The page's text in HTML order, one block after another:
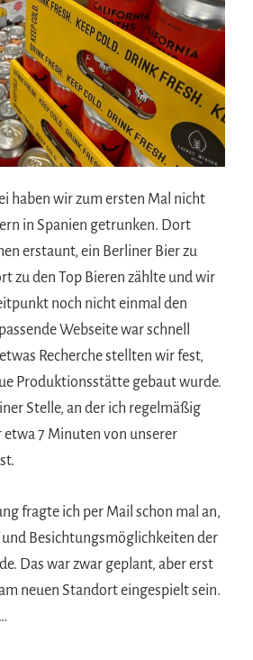
haben wir zum ersten Mal nicht
in Spanien getrunken. Dort
erstaunt, ein Berliner Bier zu
zu den Top Bieren zählte und wir
noch nicht einmal den
Webseite war schnell
Recherche stellten wir fest,
Produktionsstätte gebaut wurde.
Stelle, an der ich regelmäßig
7 Minuten von unserer
fragte ich per Mail schon mal an,
Besichtungsmöglichkeiten der
Das war zwar geplant, aber erst
neuen Standort eingespielt sein.